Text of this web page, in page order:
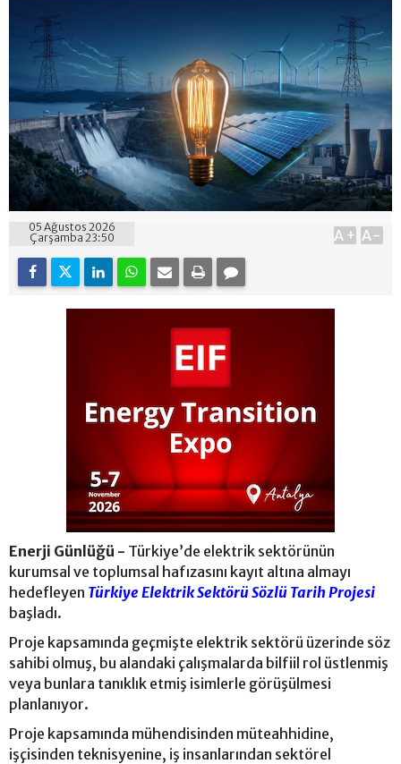
05 Ağustos 2026
Çarşamba 23:50
A+ A-
Enerji Günlüğü - Türkiye’de elektrik sektörünün
kurumsal ve toplumsal hafızasını kayıt altına almayı
hedefleyen Türkiye Elektrik Sektörü Sözlü Tarih Projesi
başladı.
Proje kapsamında geçmişte elektrik sektörü üzerinde söz
sahibi olmuş, bu alandaki çalışmalarda bilfiil rol üstlenmiş
veya bunlara tanıklık etmiş isimlerle görüşülmesi
planlanıyor.
Proje kapsamında mühendisinden müteahhidine,
işçisinden teknisyenine, iş insanlarından sektörel